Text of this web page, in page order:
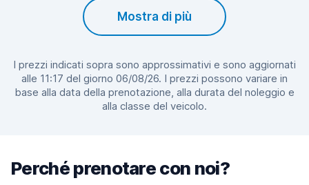
Mostra di più
I prezzi indicati sopra sono approssimativi e sono aggiornati
alle 11:17 del giorno 06/08/26. I prezzi possono variare in
base alla data della prenotazione, alla durata del noleggio e
alla classe del veicolo.
Perché prenotare con noi?